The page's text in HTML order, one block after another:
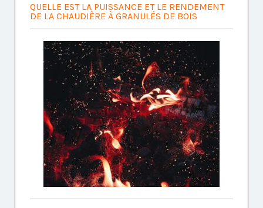
QUELLE EST LA PUISSANCE ET LE RENDEMENT
DE LA CHAUDIÈRE À GRANULÉS DE BOIS